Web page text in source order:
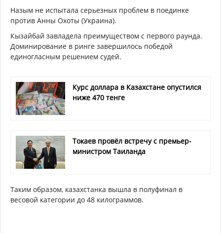
Назым не испытала серьезных проблем в поединке
против Анны Охоты (Украина).
Кызайбай завладела преимуществом с первого раунда.
Доминирование в ринге завершилось победой
единогласным решением судей.
Курс доллара в Казахстане опустился
ниже 470 тенге
Токаев провёл встречу с премьер-
министром Таиланда
Таким образом, казахстанка вышла в полуфинал в
весовой категории до 48 килограммов.